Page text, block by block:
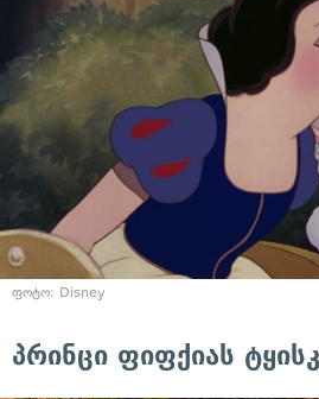
ფოტო: Disney
პრინცი ფიფქიას